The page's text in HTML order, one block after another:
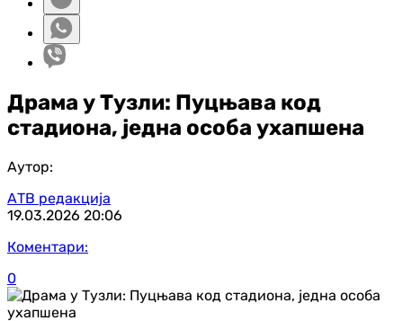
Драма у Тузли: Пуцњава код
стадиона, једна особа ухапшена
Аутор:
АТВ редакција
19.03.2026 20:06
Коментари:
0